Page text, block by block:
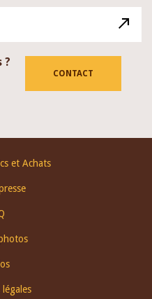
?
CONTACT
et Achats